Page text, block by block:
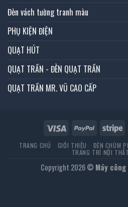
Đèn vách tường tranh màu
PHỤ KIỆN ĐIỆN
QUẠT HÚT
QUẠT TRẦN - ĐÈN QUẠT TRẦN
QUẠT TRẦN MR. VŨ CAO CẤP
TRANG CHỦ GIỚI THIỆU ĐÈN CHÙM
TRANG TRÍ NỘI THẤT
Copyright 2026 © Máy